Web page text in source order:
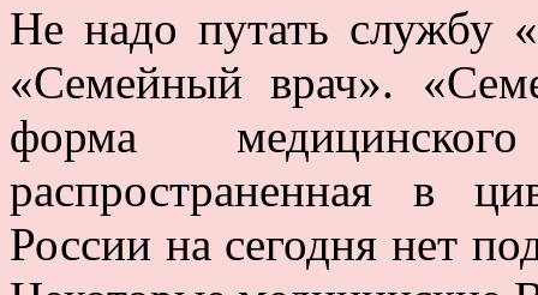
Не надо путать службу
«Семейный врач».
форма
распространенная в
России на сегодня нет